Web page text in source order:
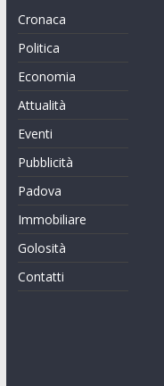
Cronaca
Politica
Economia
Attualità
Eventi
Pubblicità
Padova
Immobiliare
Golosità
Contatti